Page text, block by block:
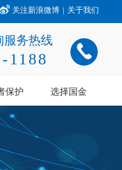
关注新浪微博 | 关于我们
服务热线
1188
保护 选择国金